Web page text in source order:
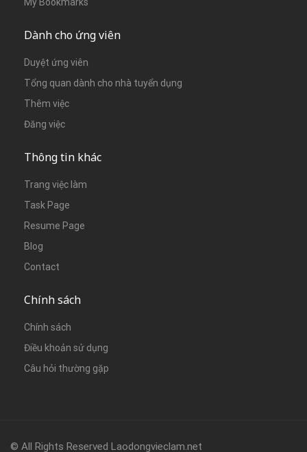
Dành cho ứng viên
Duyệt ứng viên
Tổng quan dành cho nhà tuyển dụng
Thêm việc
Đăng việc
Thông tin khác
Trang việc làm
Task Page
Resume Page
Blog
Contact
Chính sách
Chính sách
Điều khoản sử dụng
Câu hỏi thường gặp
© All Rights Reserved Laodongvieclam.net